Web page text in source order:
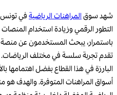
شهد سوقالمراهنات الرياضيةفي تونس
التطور الرقمي وزيادة استخدام المنصات
باستمرار، يبحث المستخدمون عن
تقدم تجربة سلسة في مختلف
البارزة في هذا القطاع بفضل اهتمامها
أسواق المراهنات المتوفرة. والهدف